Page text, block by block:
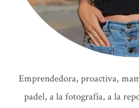
Emprendedora, proactiva,
padel, a la fotografía, a la